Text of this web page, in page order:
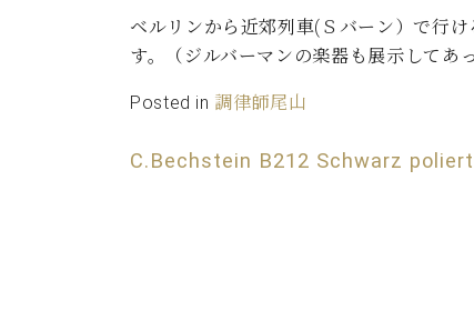
W.ホフマン トラディション
W.ホフマン ヴィジョン
C.BECHSTEIN Digital(ベヒシュタイン デジタル)
アフターサービス(調律)
お問い合わせ
ベルリンから近郊列車(Ｓバーン）で行
す。（ジルバーマンの楽器も展示してあ
Posted in 調律師尾山
C.Bechstein B212 Schwarz poliert